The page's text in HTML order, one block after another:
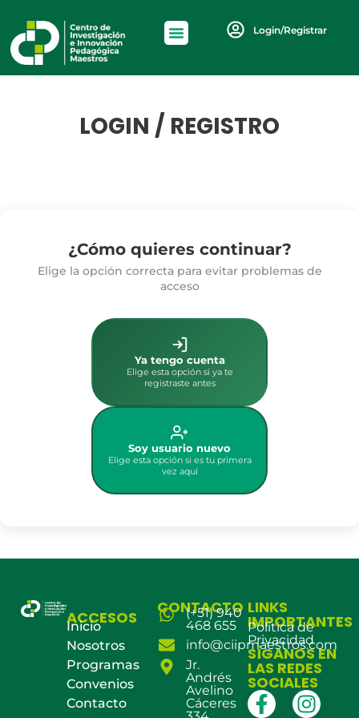
Login/Registrar
LOGIN / REGISTRO
¿Cómo quieres continuar?
Elige la opción correcta para evitar problemas de
acceso
Ya tengo cuenta
Elige esta opción si ya te
registraste antes
Soy usuario nuevo
Elige esta opción si es tu primera
vez aquí
ACCESOS
Inicio
Nosotros
Programas
Convenios
Contacto
CONTACTO
(+51) 940
468 655
info@ciipmaestros.com
Jr.
Andrés
Avelino
Cáceres
LINKS
IMPORTANTES
Política de
Privacidad
SÍGANOS EN
LAS REDES
SOCIALES